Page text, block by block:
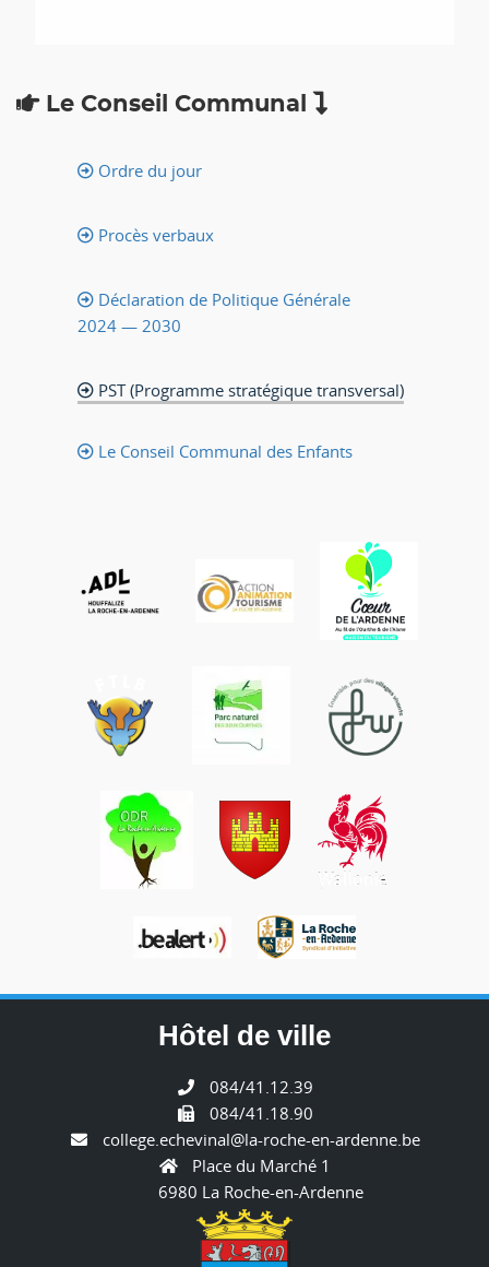
Le Conseil Communal
Ordre du jour
Procès verbaux
Déclaration de Politique Générale
2024 — 2030
PST (Programme stratégique transversal)
Le Conseil Communal des Enfants
Hôtel de ville
084/41.12.39
084/41.18.90
college.echevinal@la-roche-en-ardenne.be
Place du Marché 1
6980 La Roche-en-Ardenne